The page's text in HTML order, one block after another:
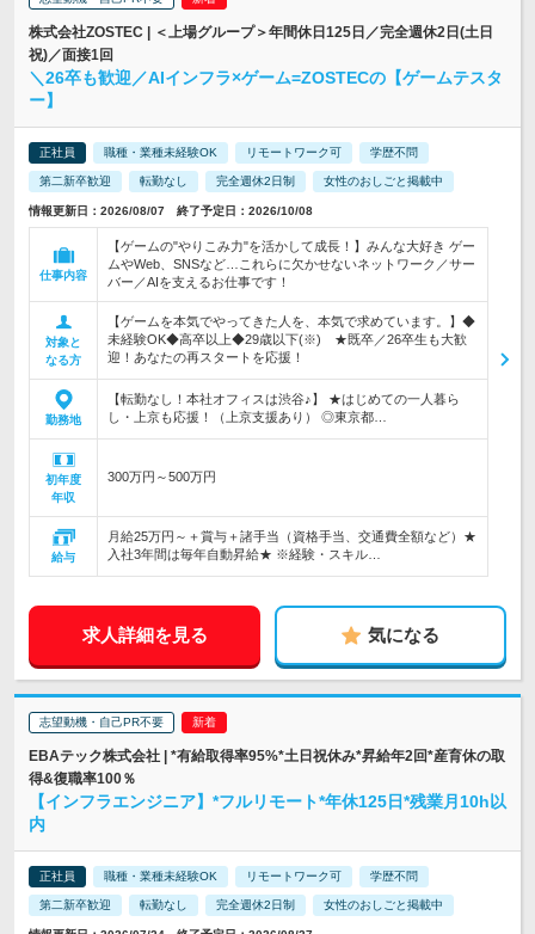
株式会社ZOSTEC | ＜上場グループ＞年間休日125日／完全週休2日(土日
祝)／面接1回
＼26卒も歓迎／AIインフラ×ゲーム=ZOSTECの【ゲームテスタ
ー】
正社員 職種・業種未経験OK リモートワーク可 学歴不問
第二新卒歓迎 転勤なし 完全週休2日制 女性のおしごと掲載中
情報更新日：2026/08/07 終了予定日：2026/10/08
仕事内容
【ゲームの"やりこみ力"を活かして成長！】みんな大好き ゲー
ムやWeb、SNSなど…これらに欠かせないネットワーク／サー
バー／AIを支えるお仕事です！
対象と
なる方
【ゲームを本気でやってきた人を、本気で求めています。】◆
未経験OK◆高卒以上◆29歳以下(※) ★既卒／26卒生も大歓
迎！あなたの再スタートを応援！
勤務地
【転勤なし！本社オフィスは渋谷♪】 ★はじめての一人暮ら
し・上京も応援！（上京支援あり） ◎東京都…
初年度
年収
300万円～500万円
給与
月給25万円～＋賞与＋諸手当（資格手当、交通費全額など）★
入社3年間は毎年自動昇給★ ※経験・スキル…
求人詳細を見る 気になる
志望動機・自己PR不要
EBAテック株式会社 | *有給取得率95%*土日祝休み*昇給年2回*産育休の取
得&復職率100％
【インフラエンジニア】*フルリモート*年休125日*残業月10h以
内
正社員 職種・業種未経験OK リモートワーク可 学歴不問
第二新卒歓迎 転勤なし 完全週休2日制 女性のおしごと掲載中